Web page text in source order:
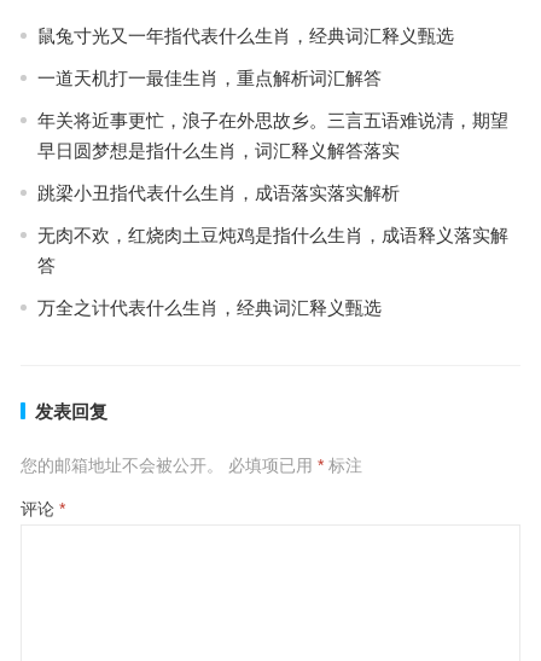
鼠兔寸光又一年指代表什么生肖，经典词汇释义甄选
一道天机打一最佳生肖，重点解析词汇解答
年关将近事更忙，浪子在外思故乡。三言五语难说清，期望
早日圆梦想是指什么生肖，词汇释义解答落实
跳梁小丑指代表什么生肖，成语落实落实解析
无肉不欢，红烧肉土豆炖鸡是指什么生肖，成语释义落实解
答
万全之计代表什么生肖，经典词汇释义甄选
发表回复
您的邮箱地址不会被公开。 必填项已用 *标注
评论 *